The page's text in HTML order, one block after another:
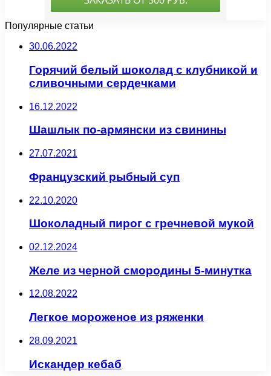
Популярные статьи
30.06.2022
Горячий белый шоколад с клубникой и
сливочными сердечками
16.12.2022
Шашлык по-армянски из свинины
27.07.2021
Французский рыбный суп
22.10.2020
Шоколадный пирог с гречневой мукой
02.12.2024
Желе из черной смородины 5-минутка
12.08.2022
Легкое мороженое из ряженки
28.09.2021
Искандер кебаб